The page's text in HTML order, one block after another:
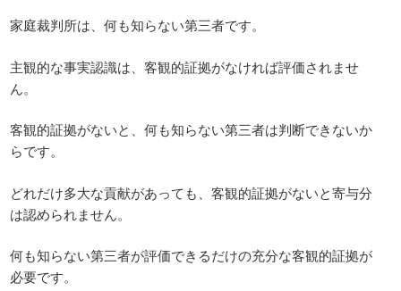
家庭裁判所は、何も知らない第三者です。
主観的な事実認識は、客観的証拠がなければ評価されませ
ん。
客観的証拠がないと、何も知らない第三者は判断できないか
らです。
どれだけ多大な貢献があっても、客観的証拠がないと寄与分
は認められません。
何も知らない第三者が評価できるだけの充分な客観的証拠が
必要です。